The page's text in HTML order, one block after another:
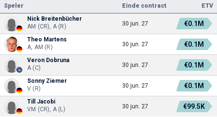
Speler Einde contract
ETV
Nick Breitenbücher
AM (CR), A (R)
30 jun. 27 €0.1M
Theo Martens
A, AM (R)
30 jun. 27 €0.1M
Veron Dobruna
A (C)
30 jun. 27 €0.1M
Sonny Ziemer
V (R)
30 jun. 27 €0.1M
Till Jacobi
VM (CR), A (L)
30 jun. 27
€99.5K